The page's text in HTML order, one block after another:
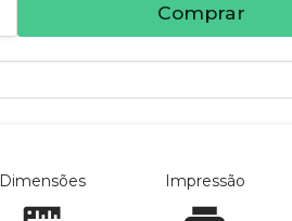
Comprar
Dimensões Impressão